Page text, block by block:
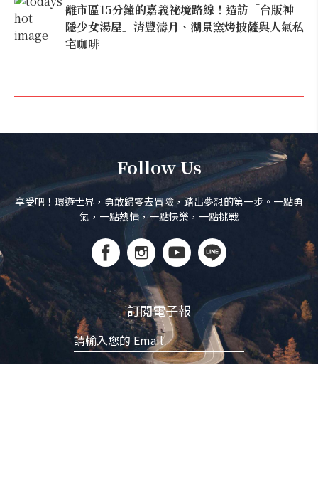
離市區15分鐘的嘉義祕境路線！造訪「台版神
隱少女湯屋」清豐濤月、湖景窯烤披薩與人氣私
宅咖啡
Follow Us
享受吧！環遊世界，勇敢歸零去冒險，踏出夢想的第一步。一點勇
氣，一點熱情，一點快樂，一點挑戰
訂閱電子報